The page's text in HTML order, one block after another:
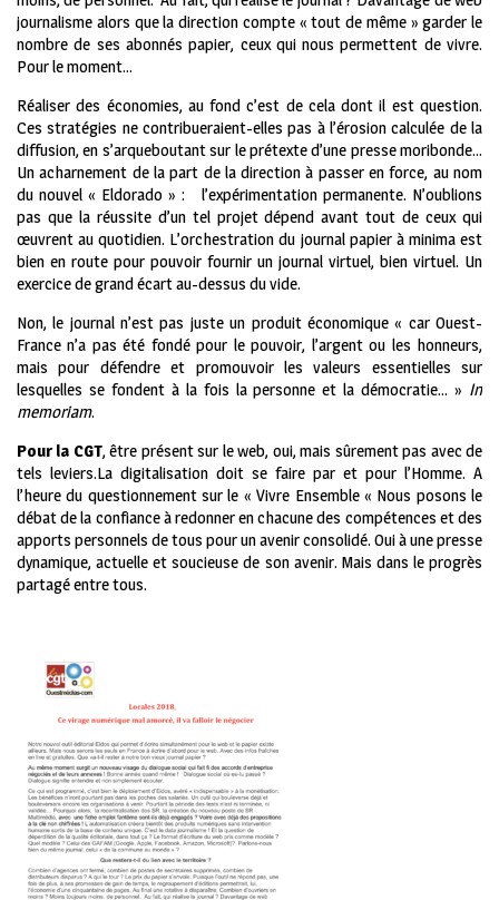
journalisme alors que la direction compte « tout de même » garder le
nombre de ses abonnés papier, ceux qui nous permettent de vivre.
Pour le moment…
Réaliser des économies, au fond c’est de cela dont il est question.
Ces stratégies ne contribueraient-elles pas à l’érosion calculée de la
diffusion, en s’arqueboutant sur le prétexte d’une presse moribonde…
Un acharnement de la part de la direction à passer en force, au nom
du nouvel « Eldorado » : l’expérimentation permanente. N’oublions
pas que la réussite d’un tel projet dépend avant tout de ceux qui
œuvrent au quotidien. L’orchestration du journal papier à minima est
bien en route pour pouvoir fournir un journal virtuel, bien virtuel. Un
exercice de grand écart au-dessus du vide.
Non, le journal n’est pas juste un produit économique « car Ouest-
France n’a pas été fondé pour le pouvoir, l’argent ou les honneurs,
mais pour défendre et promouvoir les valeurs essentielles sur
lesquelles se fondent à la fois la personne et la démocratie… » In
memoriam.
Pour la CGT, être présent sur le web, oui, mais sûrement pas avec de
tels leviers.La digitalisation doit se faire par et pour l’Homme. A
l’heure du questionnement sur le « Vivre Ensemble « Nous posons le
débat de la confiance à redonner en chacune des compétences et des
apports personnels de tous pour un avenir consolidé. Oui à une presse
dynamique, actuelle et soucieuse de son avenir. Mais dans le progrès
partagé entre tous.